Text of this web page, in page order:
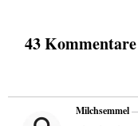
43
Milchsemmel